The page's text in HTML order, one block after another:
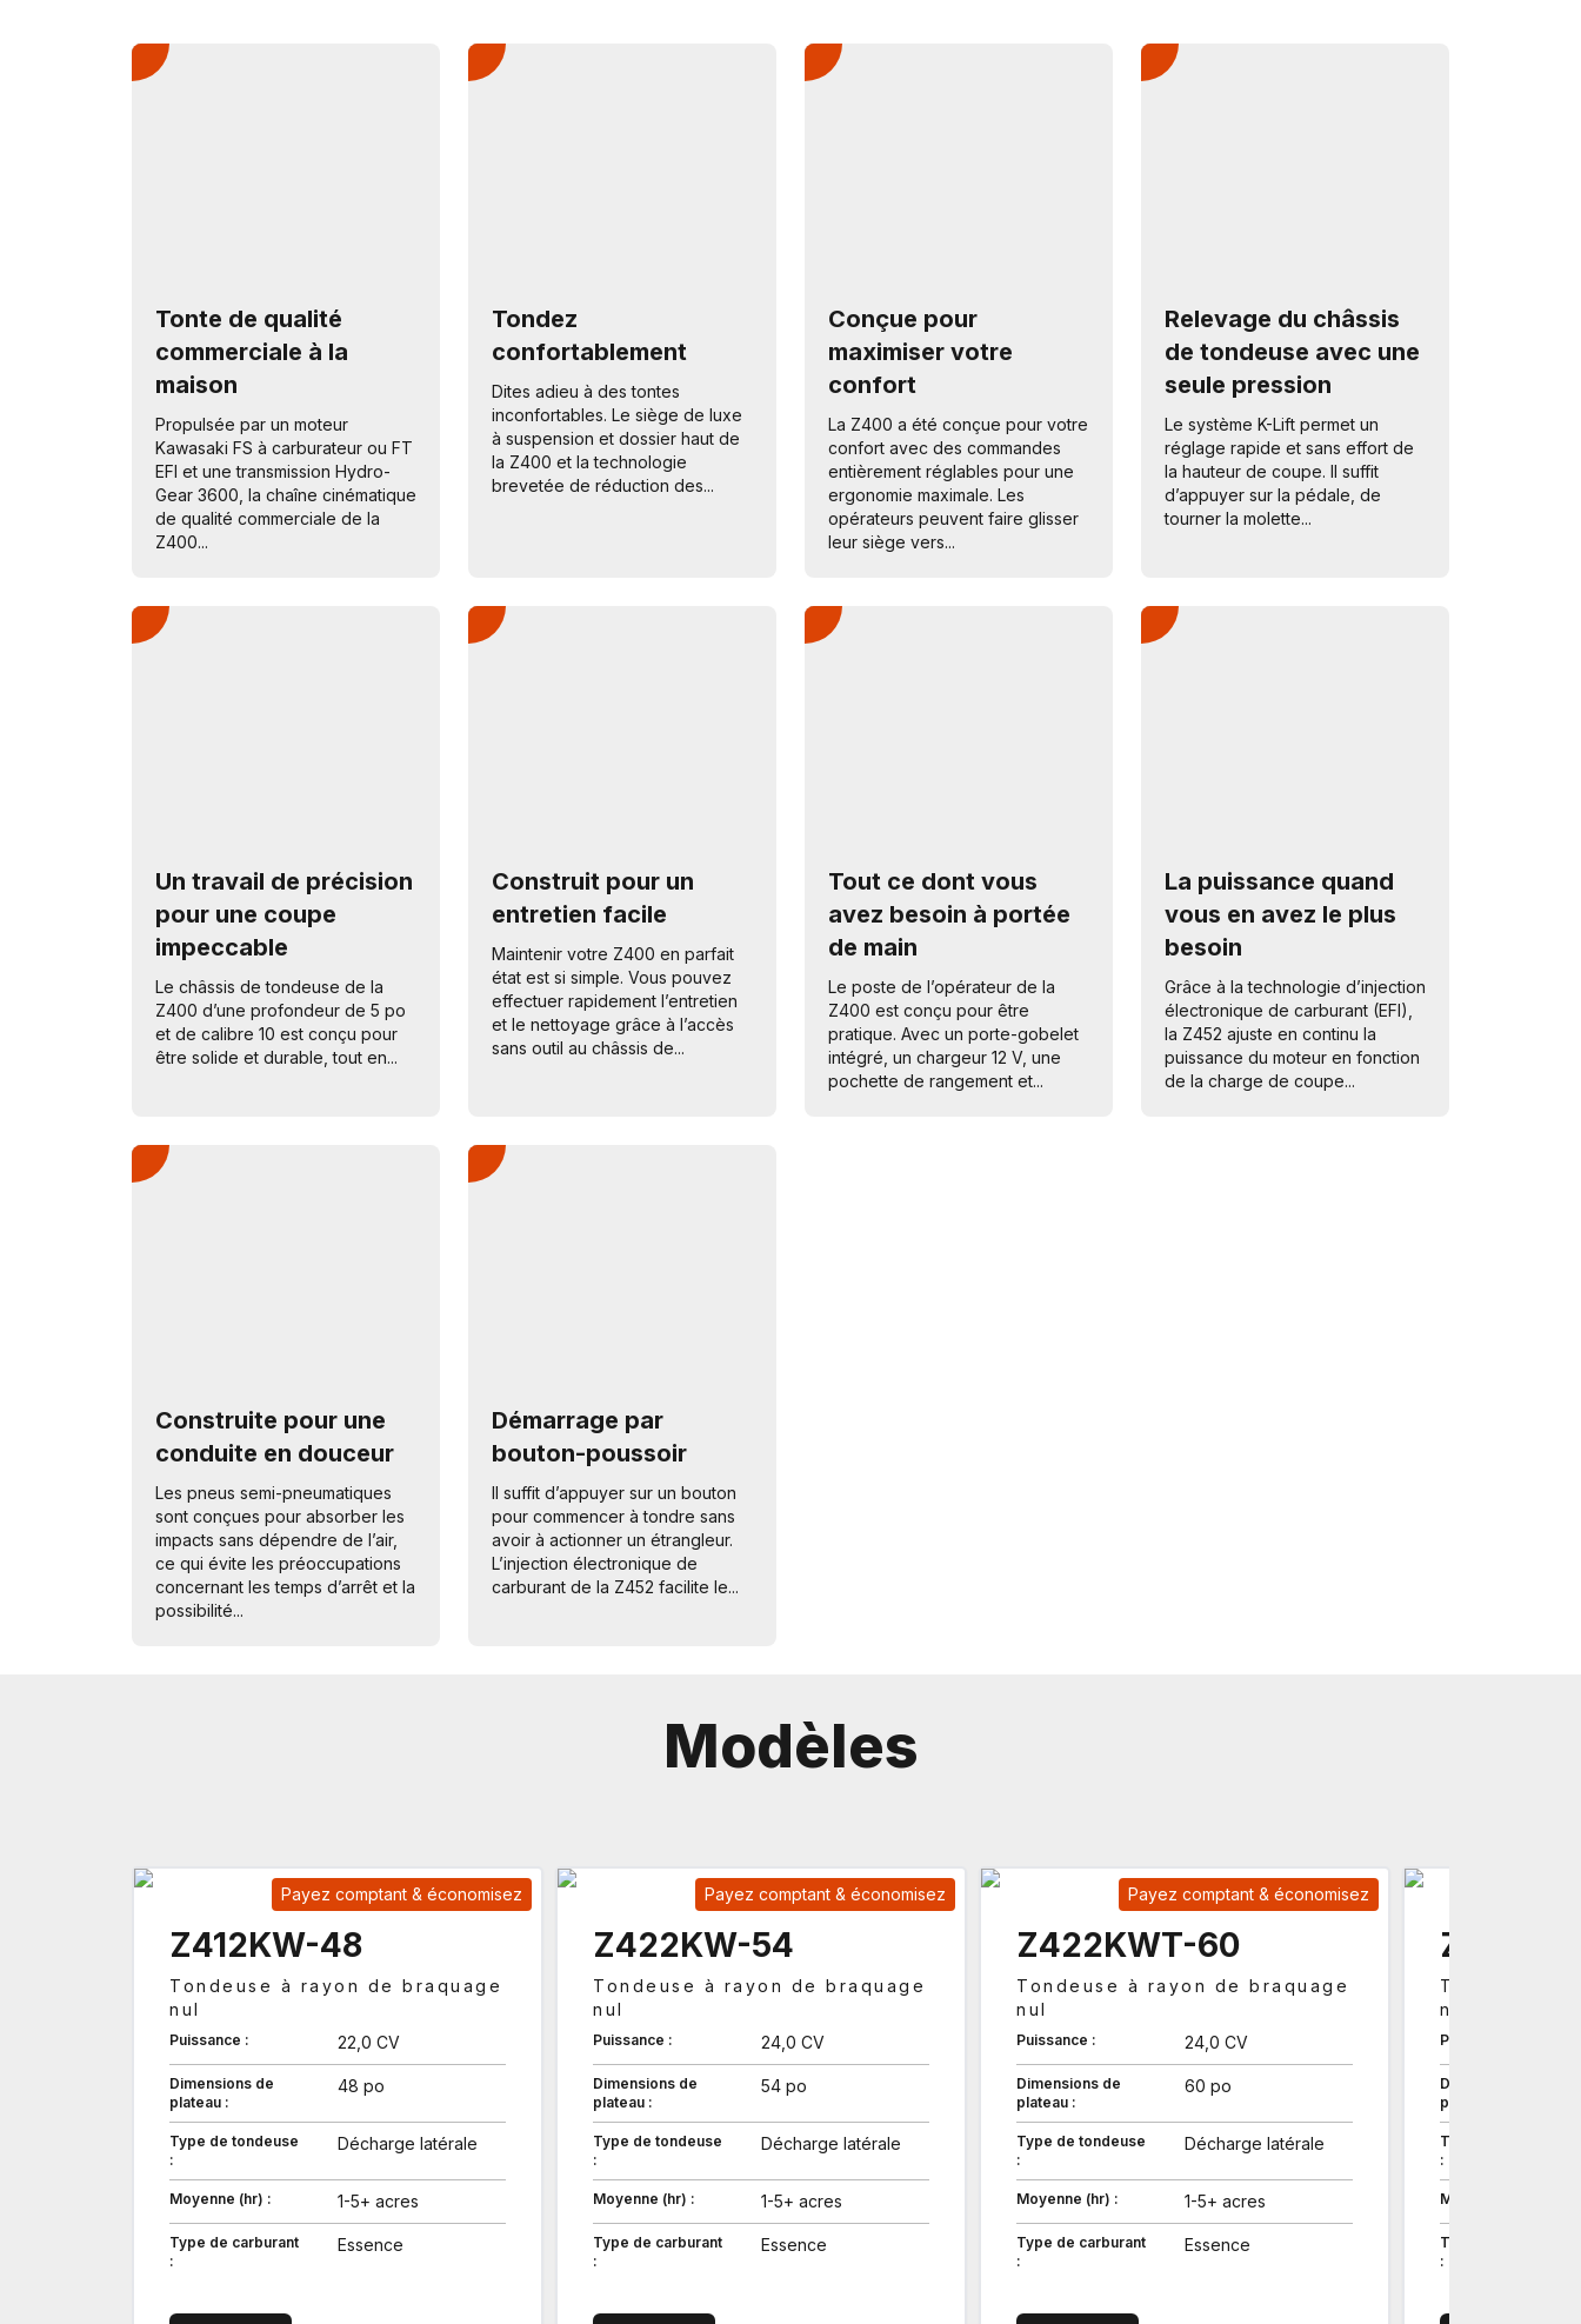
Tonte de qualité
commerciale à la
maison
Propulsée par un moteur
Kawasaki FS à carburateur ou FT
EFI et une transmission Hydro-
Gear 3600, la chaîne cinématique
de qualité commerciale de la
Z400...
Tondez
confortablement
Dites adieu à des tontes
inconfortables. Le siège de luxe
à suspension et dossier haut de
la Z400 et la technologie
brevetée de réduction des...
Conçue pour
maximiser votre
confort
La Z400 a été conçue pour votre
confort avec des commandes
entièrement réglables pour une
ergonomie maximale. Les
opérateurs peuvent faire glisser
leur siège vers...
Relevage du châssis
de tondeuse avec une
seule pression
Le système K-Lift permet un
réglage rapide et sans effort de
la hauteur de coupe. Il suffit
d’appuyer sur la pédale, de
tourner la molette...
Un travail de précision
pour une coupe
impeccable
Le châssis de tondeuse de la
Z400 d’une profondeur de 5 po
et de calibre 10 est conçu pour
être solide et durable, tout en...
Construit pour un
entretien facile
Maintenir votre Z400 en parfait
état est si simple. Vous pouvez
effectuer rapidement l’entretien
et le nettoyage grâce à l’accès
sans outil au châssis de...
Tout ce dont vous
avez besoin à portée
de main
Le poste de l’opérateur de la
Z400 est conçu pour être
pratique. Avec un porte-gobelet
intégré, un chargeur 12 V, une
pochette de rangement et...
La puissance quand
vous en avez le plus
besoin
Grâce à la technologie d’injection
électronique de carburant (EFI),
la Z452 ajuste en continu la
puissance du moteur en fonction
de la charge de coupe...
Construite pour une
conduite en douceur
Les pneus semi-pneumatiques
sont conçues pour absorber les
impacts sans dépendre de l’air,
ce qui évite les préoccupations
concernant les temps d’arrêt et la
possibilité...
Démarrage par
bouton-poussoir
Il suffit d’appuyer sur un bouton
pour commencer à tondre sans
avoir à actionner un étrangleur.
L’injection électronique de
carburant de la Z452 facilite le...
Modèles
Payez comptant & économisez
Z412KW-48
Tondeuse à rayon de braquage
nul
Puissance : 22,0 CV
Dimensions de
plateau :
48 po
Type de tondeuse
:
Décharge latérale
Moyenne (hr) : 1-5+ acres
Type de carburant
:
Essence
Payez comptant & économisez
Z422KW-54
Tondeuse à rayon de braquage
nul
Puissance : 24,0 CV
Dimensions de
plateau :
54 po
Type de tondeuse
:
Décharge latérale
Moyenne (hr) : 1-5+ acres
Type de carburant
:
Essence
Payez comptant & économisez
Z422KWT-60
Tondeuse à rayon de braquage
nul
Puissance : 24,0 CV
Dimensions de
plateau :
60 po
Type de tondeuse
:
Décharge latérale
Moyenne (hr) : 1-5+ acres
Type de carburant
:
Essence
Tondeuse à
nul
Puissance :
Dimensions de
plateau :
Type de tondeuse
:
Moyenne (hr) :
Type de carburant
: